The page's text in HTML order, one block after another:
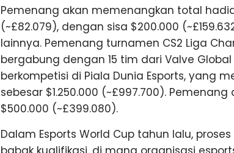
Pemenang akan memenangkan total
(~£82.079), dengan sisa $200.000
lainnya. Pemenang turnamen CS2 Liga
bergabung dengan 15 tim dari Valve
berkompetisi di Piala Dunia Esports, yang
sebesar $1.250.000 (~£997.700).
$500.000 (~£399.080).
Dalam Esports World Cup tahun lalu,